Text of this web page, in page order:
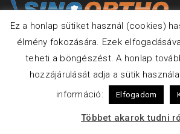
© 2019 Ortotech Dent Kft. Minden jog
Ez a honlap sütiket használ (cookies)
élmény fokozására. Ezek
teheti a böngészést. A honlap
hozzájárulását adja a sütik
információ:
Elfogadom
Többet akarok tudni